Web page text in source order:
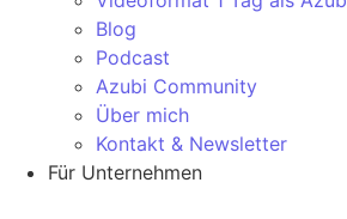
Blog
Podcast
Azubi Community
Über mich
Kontakt & Newsletter
Für Unternehmen